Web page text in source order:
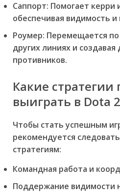
Саппорт: Помогает керри
обеспечивая видимость
Роумер: Перемещается по
других линиях и создавая
противников.
Какие стратегии
выиграть в Dota
Чтобы стать успешным
рекомендуется
стратегиям:
Командная работа и
Поддержание видимости